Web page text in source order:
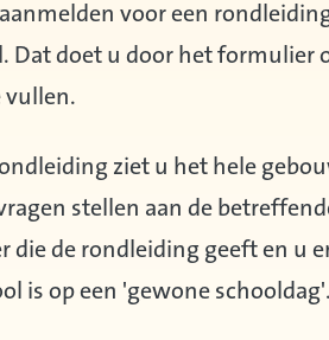
voor een
Dat doet u door het formulier
vullen.
ziet u het hele
stellen aan de
die de rondleiding geeft en u
is op een 'gewone